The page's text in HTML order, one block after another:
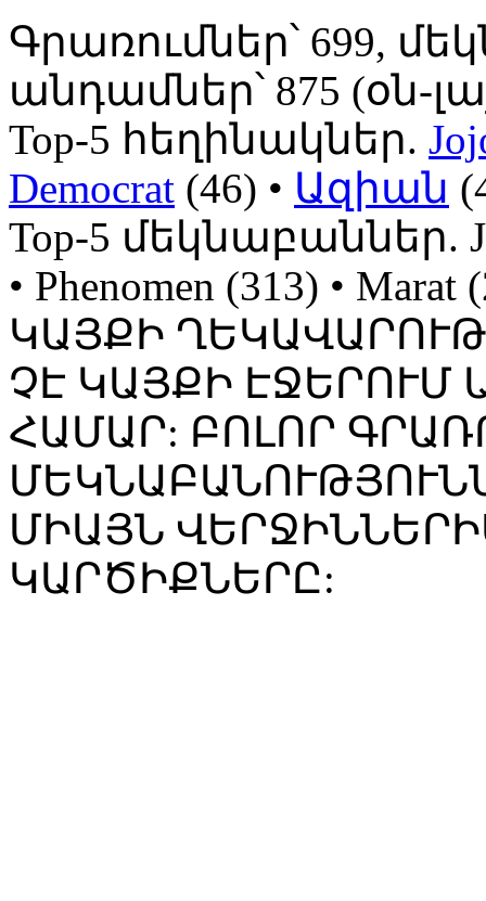
Գրառումներ՝ 699,
անդամներ՝ 875 (օն-
Top-5 հեղինակներ.
Democrat (46) • Ազիան
Top-5 մեկնաբաններ.
• Phenomen (313) •
ԿԱՅՔԻ
ՉԷ ԿԱՅՔԻ
ՀԱՄԱՐ: ԲՈԼՈՐ
ՄԻԱՅՆ
ԿԱՐԾԻՔՆԵՐԸ: